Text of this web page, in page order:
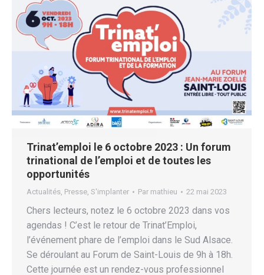
Trinat’emploi le 6 octobre 2023 : Un forum
trinational de l’emploi et de toutes les
opportunités
Actualités, Presse, S'implanter Par mathieu 22 mai 2023
Chers lecteurs, notez le 6 octobre 2023 dans vos
agendas ! C’est le retour de Trinat’Emploi,
l’événement phare de l’emploi dans le Sud Alsace.
Se déroulant au Forum de Saint-Louis de 9h à 18h.
Cette journée est un rendez-vous professionnel